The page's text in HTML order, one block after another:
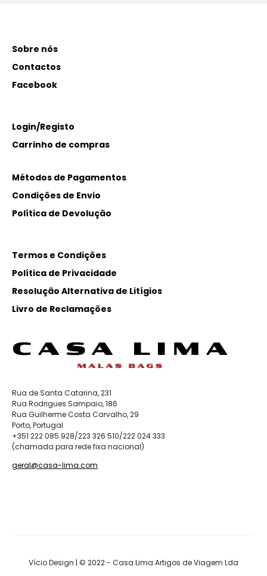
Sobre nós
Contactos
Facebook
Login/Registo
Carrinho de compras
Métodos de Pagamentos
Condições de Envio
Política de Devolução
Termos e Condições
Política de Privacidade
Resolução Alternativa de Litígios
Livro de Reclamações
Rua de Santa Catarina, 231
Rua Rodrigues Sampaio, 186
Rua Guilherme Costa Carvalho, 29
Porto, Portugal
+351 222 085 928/223 326 510/222 024 333
(chamada para rede fixa nacional)
geral@casa-lima.com
Vício Design | © 2022 - Casa Lima Artigos de Viagem Lda